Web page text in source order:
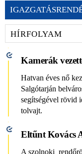
HÍRFOLYAM
Kamerák
Hatvan éves nő
Salgótarján
segítségével rövid
tolvajt.
Eltűnt Kovács
A szolnoki